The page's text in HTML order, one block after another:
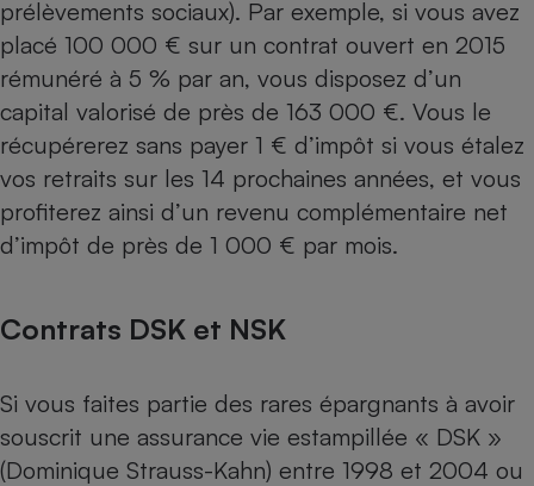
prélèvements sociaux). Par exemple, si vous avez
placé 100 000 € sur un contrat ouvert en 2015
rémunéré à 5 % par an, vous disposez d’un
capital valorisé de près de 163 000 €. Vous le
récupérerez sans payer 1 € d’impôt si vous étalez
vos retraits sur les 14 prochaines années, et vous
profiterez ainsi d’un revenu complémentaire net
d’impôt de près de 1 000 € par mois.
Contrats DSK et NSK
Si vous faites partie des rares épargnants à avoir
souscrit une assurance vie estampillée « DSK »
(Dominique Strauss-Kahn) entre 1998 et 2004 ou